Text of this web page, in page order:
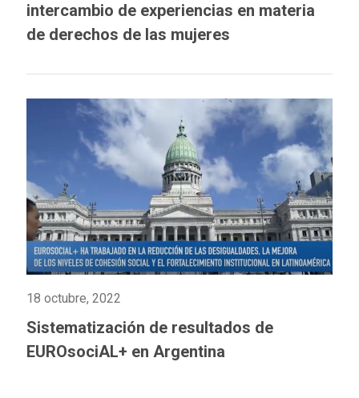
intercambio de experiencias en materia
de derechos de las mujeres
18 octubre, 2022
Sistematización de resultados de
EUROsociAL+ en Argentina